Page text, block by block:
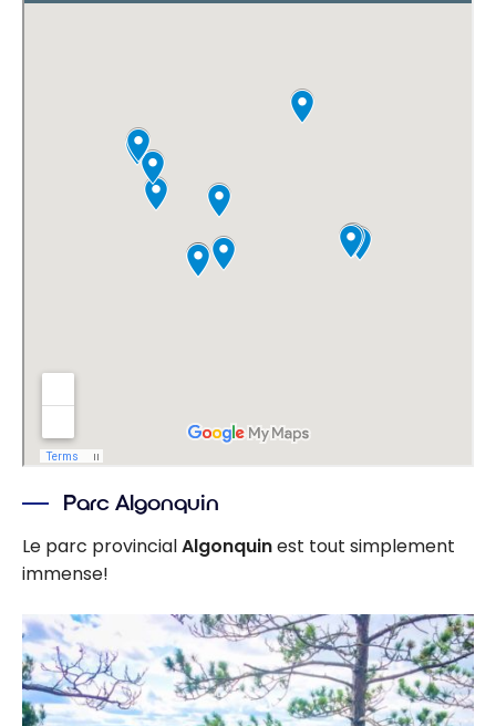
Parc Algonquin
Le parc provincialAlgonquinest tout simplement
immense!